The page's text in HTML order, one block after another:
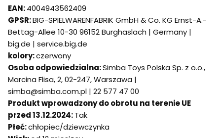
EAN:4004943562409
GPSR:BIG-SPIELWARENFABRIK GmbH & Co. KG Ernst-A.-
Bettag-Allee 10-30 96152 Burghaslach | Germany |
big.de | service.big.de
kolory:czerwony
Osoba odpowiedzialna:Simba Toys Polska Sp. z o.o.,
Marcina Flisa, 2, 02-247, Warszawa |
simba@simba.com.pl | 22 577 47 00​​​​​​​​​​​​​​
Produkt wprowadzony do obrotu na terenie UE
przed 13.12.2024:Tak
Płeć:chłopiec/dziewczynka